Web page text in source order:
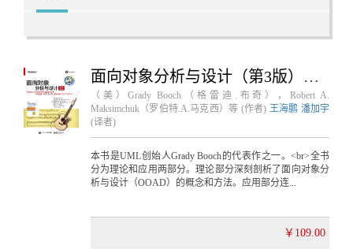
面向对象分析与设计（第3版）（修订版）
（美）Grady Booch（格雷迪.布奇），Robert A.
Maksimchuk（罗伯特.A.马克西）等 (作者) 王海鹏 潘加宇
(译者)
本书是UML创始人Grady Booch的代表作之一。<br>全书
分为理论和应用两部分。理论部分深刻剖析了面向对象分
析与设计（OOAD）的概念和方法。应用部分连...
￥109.00